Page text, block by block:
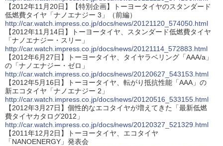
【2012年11月20日】【特別企画】トーヨータイヤのスタンダード
低燃費タイヤ「ナノエナジー 3」（前編）
http://car.watch.impress.co.jp/docs/news/20121120_574050.html
【2012年11月14日】トーヨータイヤ、スタンダード低燃費タイヤ
「ナノエナジー・スリー」
http://car.watch.impress.co.jp/docs/news/20121114_572883.html
【2012年6月27日】トーヨータイヤ、タイヤラベリング「AAA/a」
の「ナノエナジー・ゼロ」
http://car.watch.impress.co.jp/docs/news/20120627_543153.html
【2012年5月16日】トーヨータイヤ、転がり抵抗性能「AAA」の
新エコタイヤ「ナノエナジー 2」
http://car.watch.impress.co.jp/docs/news/20120516_533155.html
【2012年3月27日】個性的なエコタイヤが増えてきた「最新低燃
費タイヤカタログ2012」
http://car.watch.impress.co.jp/docs/news/20120327_521329.html
【2011年12月2日】トーヨータイヤ、エコタイヤ
「NANOENERGY」発表会